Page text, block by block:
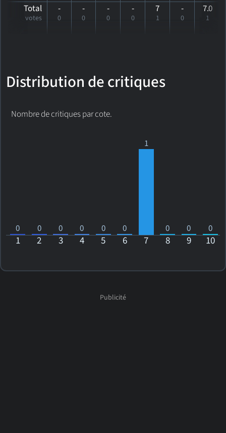
Total
votes
-
0
-
0
-
0
-
0
7
1
-
0
7.0
1
Distribution de critiques
Nombre de critiques par cote.
0 0 0 0 0 0
1
0 0 0
1 2 3 4 5 6 7 8 9 10